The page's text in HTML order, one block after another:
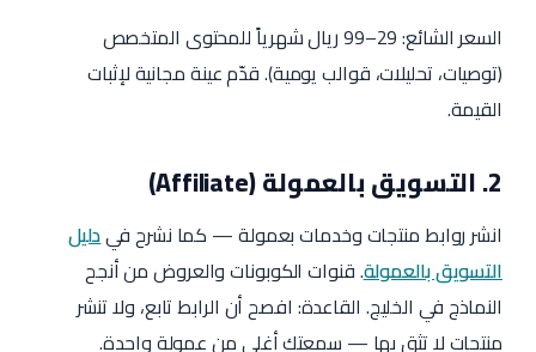
السعر الشائع: 29–99 ريال شهرياً للمحتوى المتخصص
(توصيات، تحليلات، قوالب يومية). قدّم عينة مجانية لإثبات
القيمة.
2. التسويق بالعمولة (Affiliate)
انشر روابط منتجات وخدمات بعمولة — كما نشرح فيدليل
التسويق بالعمولة. قنوات الكوبونات والعروض من أنجح
النماذج في الخليج. القاعدة: افصح أن الرابط تابع، ولا تنشر
منتجات لا تثق بها — سمعتك أغلى من عمولة واحدة.